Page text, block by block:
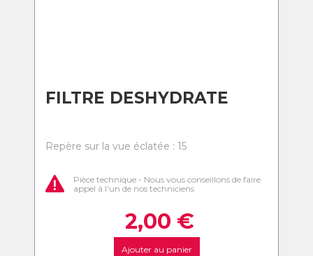
FILTRE DESHYDRATE
Repère sur la vue éclatée : 15
Pièce technique - Nous vous conseillons de faire
appel à l'un de nos techniciens
2,00 €
Ajouter au panier